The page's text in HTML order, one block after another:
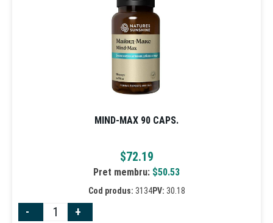
MIND-MAX 90 CAPS.
$72.19
Pret membru: $50.53
Cod produs: 3134PV: 30.18
- +